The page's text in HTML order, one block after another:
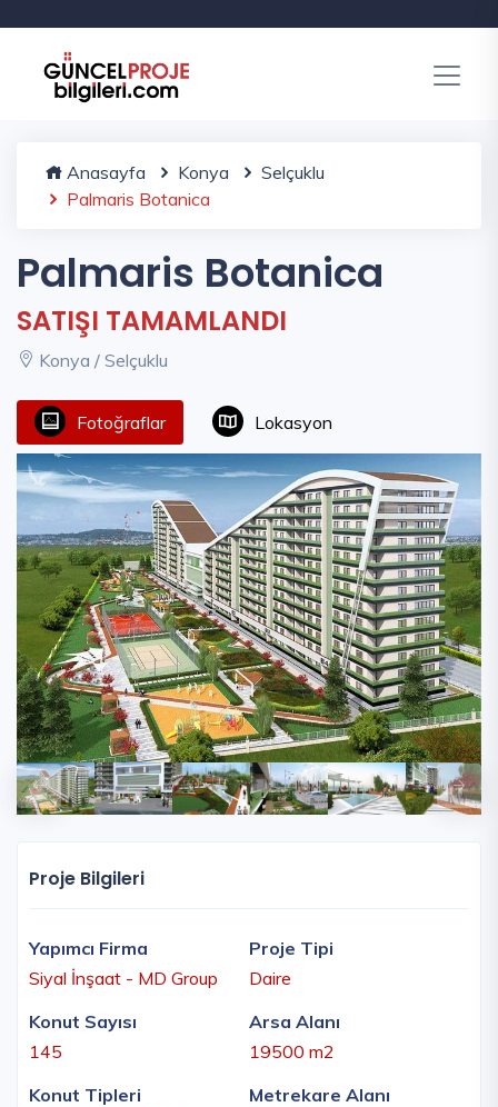
Anasayfa Konya
Selçuklu
Palmaris Botanica
Palmaris Botanica
SATIŞI TAMAMLANDI
Konya / Selçuklu
Fotoğraflar Lokasyon
Proje Bilgileri
Yapımcı Firma
Siyal İnşaat - MD Group
Proje Tipi
Daire
Konut Sayısı
145
Arsa Alanı
19500 m2
Konut Tipleri
Metrekare Alanı